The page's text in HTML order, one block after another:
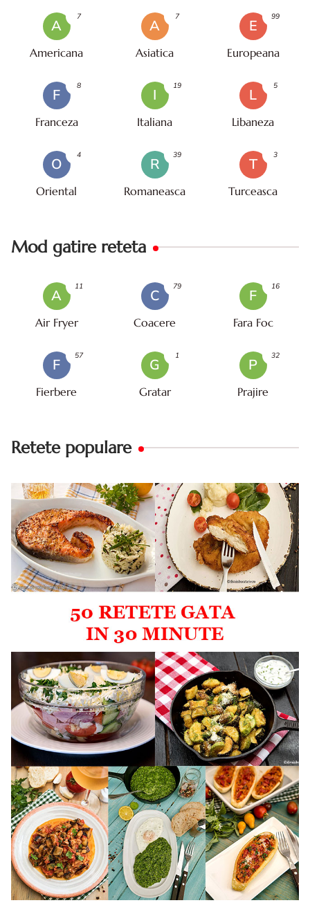
A
Americana
7
A
Asiatica
7
E
Europeana
99
F
Franceza
8
I
Italiana
19
L
Libaneza
5
O
Oriental
4
R
Romaneasca
39
T
Turceasca
3
Mod gatire reteta
A
Air Fryer
11
C
Coacere
79
F
Fara Foc
16
F
Fierbere
57
G
Gratar
1
P
Prajire
32
Retete populare